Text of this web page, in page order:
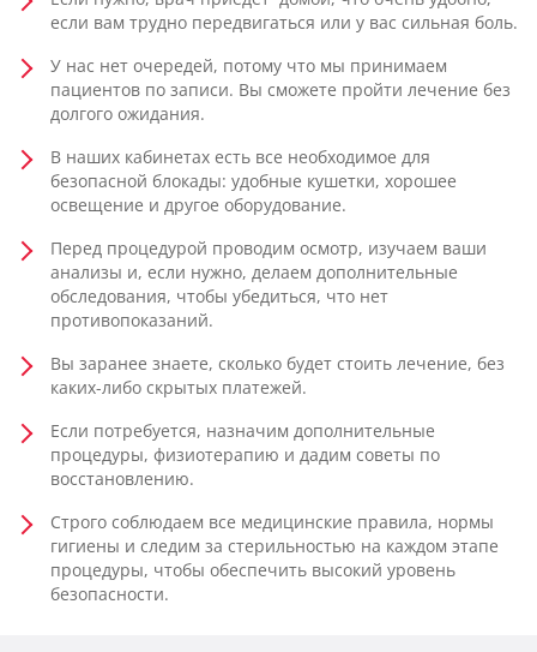
если вам трудно передвигаться или у вас сильная боль.
У нас нет очередей, потому что мы принимаем
пациентов по записи. Вы сможете пройти лечение без
долгого ожидания.
В наших кабинетах есть все необходимое для
безопасной блокады: удобные кушетки, хорошее
освещение и другое оборудование.
Перед процедурой проводим осмотр, изучаем ваши
анализы и, если нужно, делаем дополнительные
обследования, чтобы убедиться, что нет
противопоказаний.
Вы заранее знаете, сколько будет стоить лечение, без
каких-либо скрытых платежей.
Если потребуется, назначим дополнительные
процедуры, физиотерапию и дадим советы по
восстановлению.
Строго соблюдаем все медицинские правила, нормы
гигиены и следим за стерильностью на каждом этапе
процедуры, чтобы обеспечить высокий уровень
безопасности.